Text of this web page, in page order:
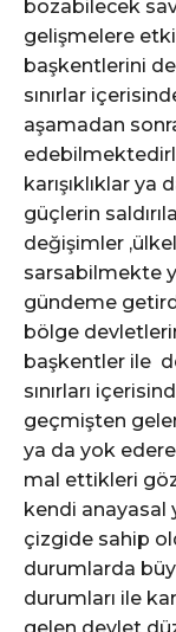
bozabilecek
gelişmelere
başkentlerini
sınırlar
aşamadan
karışıklıklar
güçlerin
değişimler
sarsabilmekte
gündeme
bölge
başkentler ile
sınırları
geçmişten
ya da yok
mal ettikleri
kendi anayasal
çizgide sahip
durumlarda
durumları ile
gelen devlet